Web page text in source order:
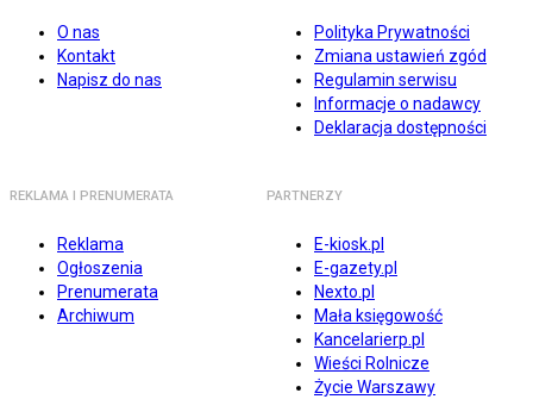
O nas
Kontakt
Napisz do nas
Polityka Prywatności
Zmiana ustawień zgód
Regulamin serwisu
Informacje o nadawcy
Deklaracja dostępności
REKLAMA I PRENUMERATA
Reklama
Ogłoszenia
Prenumerata
Archiwum
PARTNERZY
E-kiosk.pl
E-gazety.pl
Nexto.pl
Mała księgowość
Kancelarierp.pl
Wieści Rolnicze
Życie Warszawy